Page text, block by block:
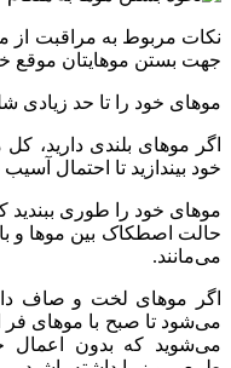
نکات مربوط به مراقبت از
جهت بستن موهایتان موقع
موهای خود را تا حد زیادی
اگر موهای بلندی دارید،
خود بیندازید تا احتمال
موهای خود را طوری ببندید
حالت اصطکاک بین موها و
می‌مانند.
اگر موهای لخت و صاف
می‌شود تا صبح با موهای فر
می‌شوید که بدون اعمال